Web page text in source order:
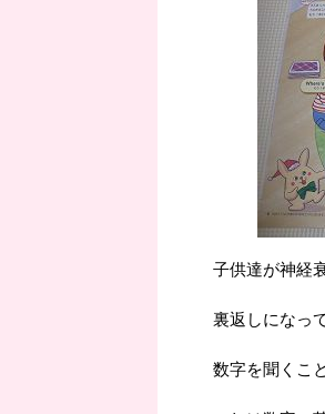
子供達が神経
裏返しになっ
数字を聞くこ